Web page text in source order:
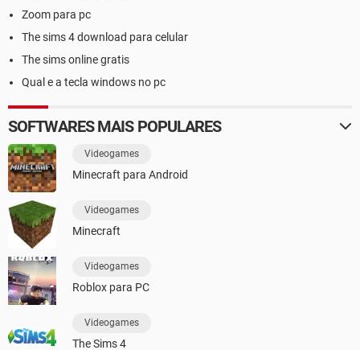
Zoom para pc
The sims 4 download para celular
The sims online gratis
Qual e a tecla windows no pc
SOFTWARES MAIS POPULARES
Videogames
Minecraft para Android
Videogames
Minecraft
Videogames
Roblox para PC
Videogames
The Sims 4